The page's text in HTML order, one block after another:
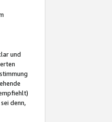
und
denn,